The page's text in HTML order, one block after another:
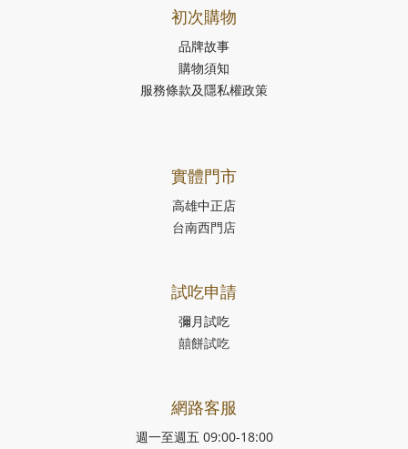
初次購物
品牌故事
購物須知
服務條款及隱私權政策
實體門市
高雄中正店
台南西門店
試吃申請
彌月試吃
囍餅試吃
網路客服
週一至週五 09:00-18:00